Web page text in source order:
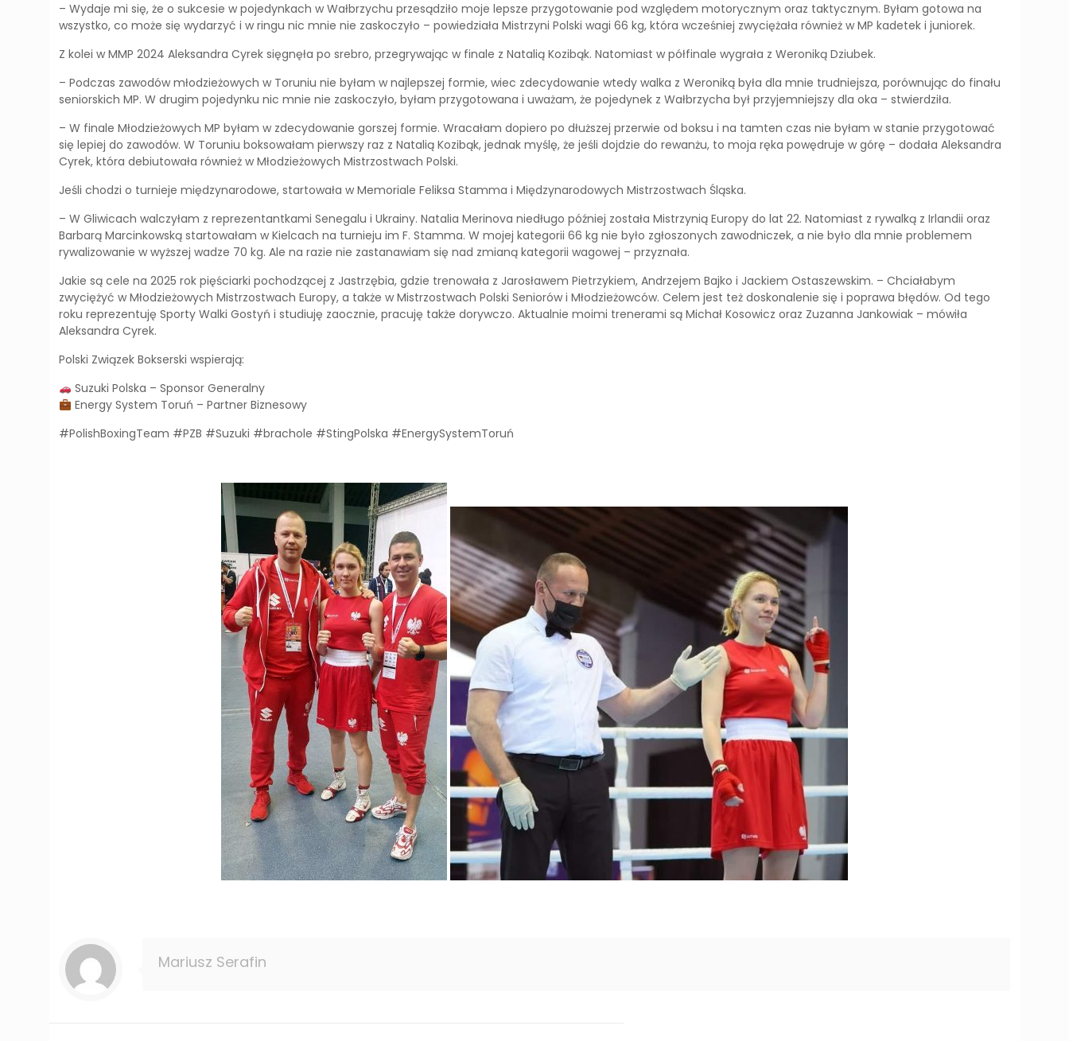
– Wydaje mi się, że o sukcesie w pojedynkach w Wałbrzychu przesądziło moje lepsze przygotowanie pod względem motorycznym oraz taktycznym. Byłam gotowa na
wszystko, co może się wydarzyć i w ringu nic mnie nie zaskoczyło – powiedziała Mistrzyni Polski wagi 66 kg, która wcześniej zwyciężała również w MP kadetek i juniorek.
Z kolei w MMP 2024 Aleksandra Cyrek sięgnęła po srebro, przegrywając w finale z Natalią Kozibąk. Natomiast w półfinale wygrała z Weroniką Dziubek.
– Podczas zawodów młodzieżowych w Toruniu nie byłam w najlepszej formie, wiec zdecydowanie wtedy walka z Weroniką była dla mnie trudniejsza, porównując do finału
seniorskich MP. W drugim pojedynku nic mnie nie zaskoczyło, byłam przygotowana i uważam, że pojedynek z Wałbrzycha był przyjemniejszy dla oka – stwierdziła.
– W finale Młodzieżowych MP byłam w zdecydowanie gorszej formie. Wracałam dopiero po dłuższej przerwie od boksu i na tamten czas nie byłam w stanie przygotować
się lepiej do zawodów. W Toruniu boksowałam pierwszy raz z Natalią Kozibąk, jednak myślę, że jeśli dojdzie do rewanżu, to moja ręka powędruje w górę – dodała Aleksandra
Cyrek, która debiutowała również w Młodzieżowych Mistrzostwach Polski.
Jeśli chodzi o turnieje międzynarodowe, startowała w Memoriale Feliksa Stamma i Międzynarodowych Mistrzostwach Śląska.
– W Gliwicach walczyłam z reprezentantkami Senegalu i Ukrainy. Natalia Merinova niedługo później została Mistrzynią Europy do lat 22. Natomiast z rywalką z Irlandii oraz
Barbarą Marcinkowską startowałam w Kielcach na turnieju im F. Stamma. W mojej kategorii 66 kg nie było zgłoszonych zawodniczek, a nie było dla mnie problemem
rywalizowanie w wyższej wadze 70 kg. Ale na razie nie zastanawiam się nad zmianą kategorii wagowej – przyznała.
Jakie są cele na 2025 rok pięściarki pochodzącej z Jastrzębia, gdzie trenowała z Jarosławem Pietrzykiem, Andrzejem Bajko i Jackiem Ostaszewskim. – Chciałabym
zwyciężyć w Młodzieżowych Mistrzostwach Europy, a także w Mistrzostwach Polski Seniorów i Młodzieżowców. Celem jest też doskonalenie się i poprawa błędów. Od tego
roku reprezentuję Sporty Walki Gostyń i studiuję zaocznie, pracuję także dorywczo. Aktualnie moimi trenerami są Michał Kosowicz oraz Zuzanna Jankowiak – mówiła
Aleksandra Cyrek.
Polski Związek Bokserski wspierają:
Suzuki Polska – Sponsor Generalny
Energy System Toruń – Partner Biznesowy
#PolishBoxingTeam #PZB #Suzuki #brachole #StingPolska #EnergySystemToruń
Mariusz Serafin